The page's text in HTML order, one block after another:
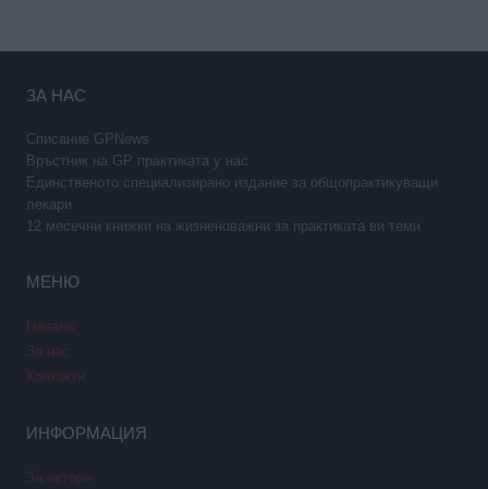
ЗА НАС
Списание GPNews
Връстник на GP практиката у нас
Единственото специализирано издание за общопрактикуващи
лекари
12 месечни книжки на жизненоважни за практиката ви теми
МЕНЮ
Начало
За нас
Контакти
ИНФОРМАЦИЯ
За автори